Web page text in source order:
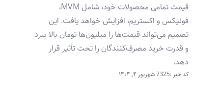
قیمت تمامی محصولات خود، شامل MVM،
فونیکس و اکستریم، افزایش خواهد یافت. این
تصمیم می‌تواند قیمت‌ها را میلیون‌ها تومان بالا ببرد
و قدرت خرید مصرف‌کنندگان را تحت تأثیر قرار
دهد.
کد خبر :7325 شهریور ۴, ۱۴۰۴